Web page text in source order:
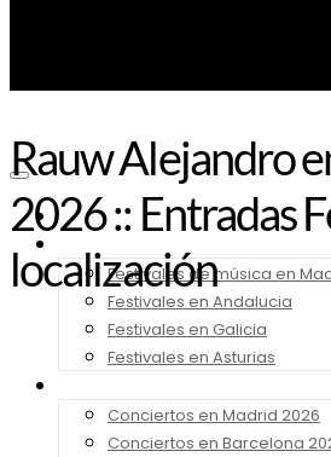
Noticias
Festivales de música en
Festivales en Andalucia
Festivales en Galicia
Festivales en Asturias
Conciertos en Madrid 2026
Conciertos en Barcelona
Rauw Alejandro
2026 :: Entradas
localización